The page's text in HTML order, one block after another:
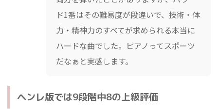
ド1番はその難易度が段違いで、技術・体
力・精神力のすべてが求められる本当に
ハードな曲でした。ピアノってスポーツ
だなぁと実感します。
ヘンレ版では9段階中8の上級評価